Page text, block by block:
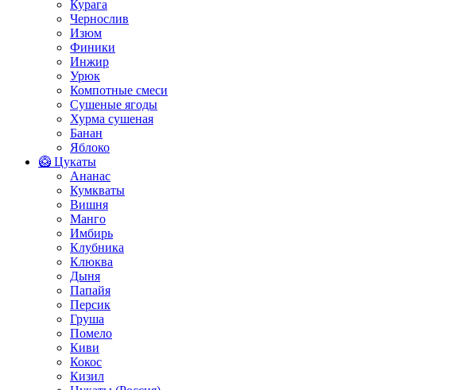
Курага
Чернослив
Изюм
Финики
Инжир
Урюк
Компотные смеси
Сушеные ягоды
Хурма сушеная
Банан
Яблоко
🥝 Цукаты
Ананас
Кумкваты
Вишня
Манго
Имбирь
Клубника
Клюква
Дыня
Папайя
Персик
Груша
Помело
Киви
Кокос
Кизил